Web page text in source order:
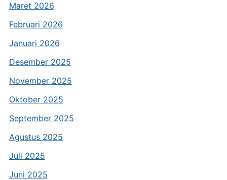
Maret 2026
Februari 2026
Januari 2026
Desember 2025
November 2025
Oktober 2025
September 2025
Agustus 2025
Juli 2025
Juni 2025